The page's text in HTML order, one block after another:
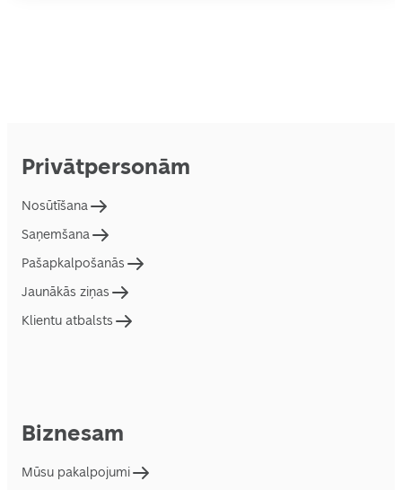
Privātpersonām
Nosūtīšana
Saņemšana
Pašapkalpošanās
Jaunākās ziņas
Klientu atbalsts
Biznesam
Mūsu pakalpojumi